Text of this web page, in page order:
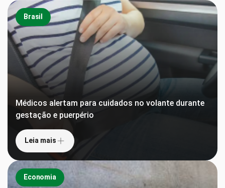
Brasil
Médicos alertam para cuidados no volante durante
gestação e puerpério
Leia mais
Economia